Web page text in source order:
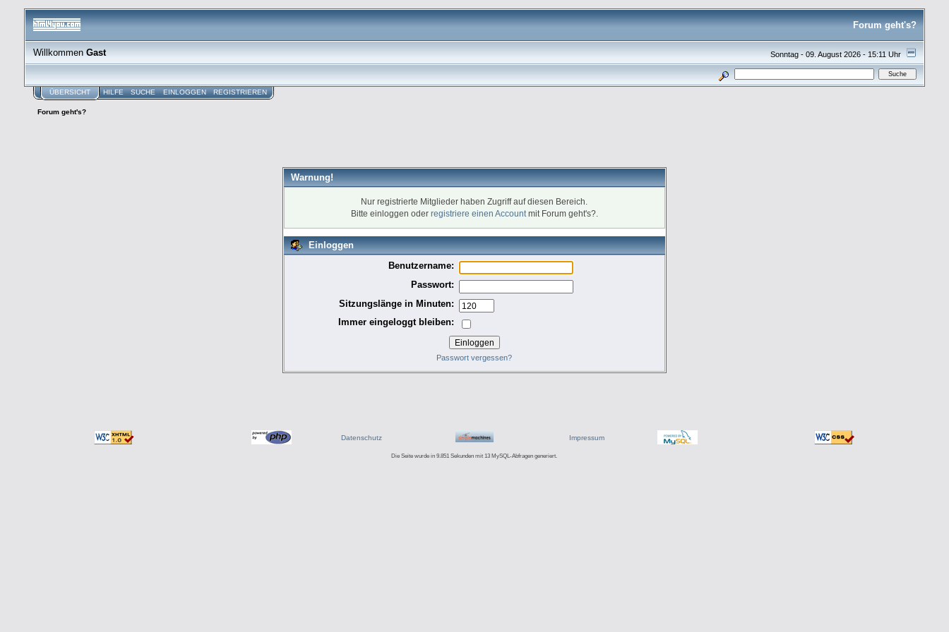
Forum geht's?
Sonntag - 09. August 2026 - 15:11 Uhr
WillkommenGast
ÜBERSICHT HILFE SUCHE EINLOGGEN REGISTRIEREN
Forum geht's?
Warnung!
Nur registrierte Mitglieder haben Zugriff auf diesen Bereich.
Bitte einloggen oder registriere einen Accountmit Forum geht's?.
Einloggen
Benutzername:
Passwort:
Sitzungslänge in Minuten:
Immer eingeloggt bleiben:
Passwort vergessen?
Datenschutz Impressum
Die Seite wurde in 9.851 Sekunden mit 13 MySQL-Abfragen generiert.